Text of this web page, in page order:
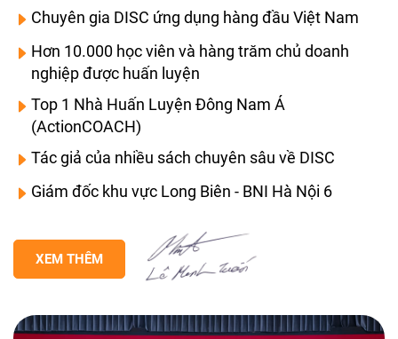
Chuyên gia DISC ứng dụng hàng đầu Việt Nam
Hơn 10.000 học viên và hàng trăm chủ doanh
nghiệp được huấn luyện
Top 1 Nhà Huấn Luyện Đông Nam Á
(ActionCOACH)
Tác giả của nhiều sách chuyên sâu về DISC
Giám đốc khu vực Long Biên - BNI Hà Nội 6
XEM THÊM